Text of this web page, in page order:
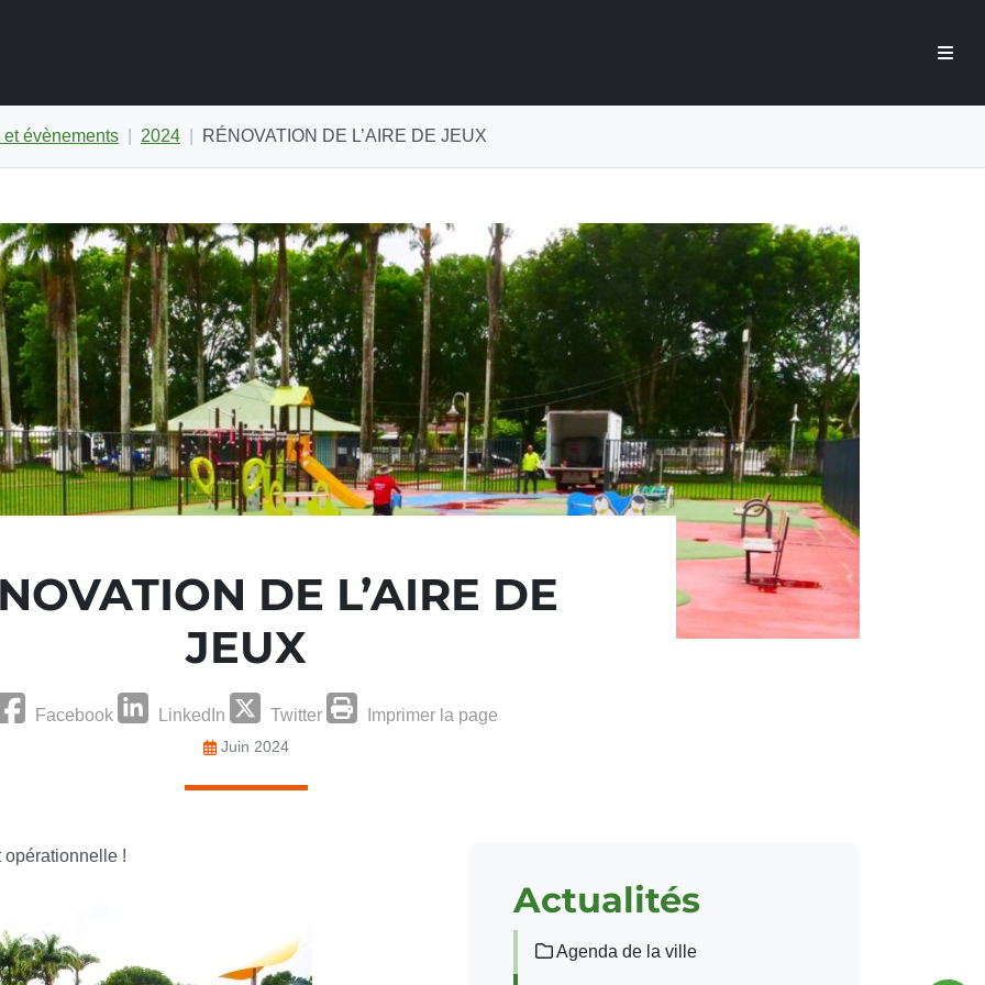
évènements 2024 RÉNOVATION DE L’AIRE DE JEUX
DE L’AIRE DE
JEUX
Facebook LinkedIn Twitter Imprimer la page
Juin 2024
opérationnelle !
Actualités
Agenda de la ville